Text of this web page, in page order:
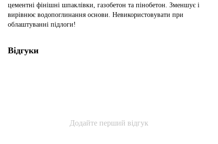
цементні фінішні шпаклівки, газобетон та пінобетон. Зменшує і
вирівнює водопоглинання основи. Невикористовувати при
облаштуванні підлоги!
Відгуки
Додайте перший відгук